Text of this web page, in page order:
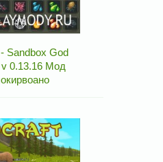
Sandbox God
v 0.13.16 Мод